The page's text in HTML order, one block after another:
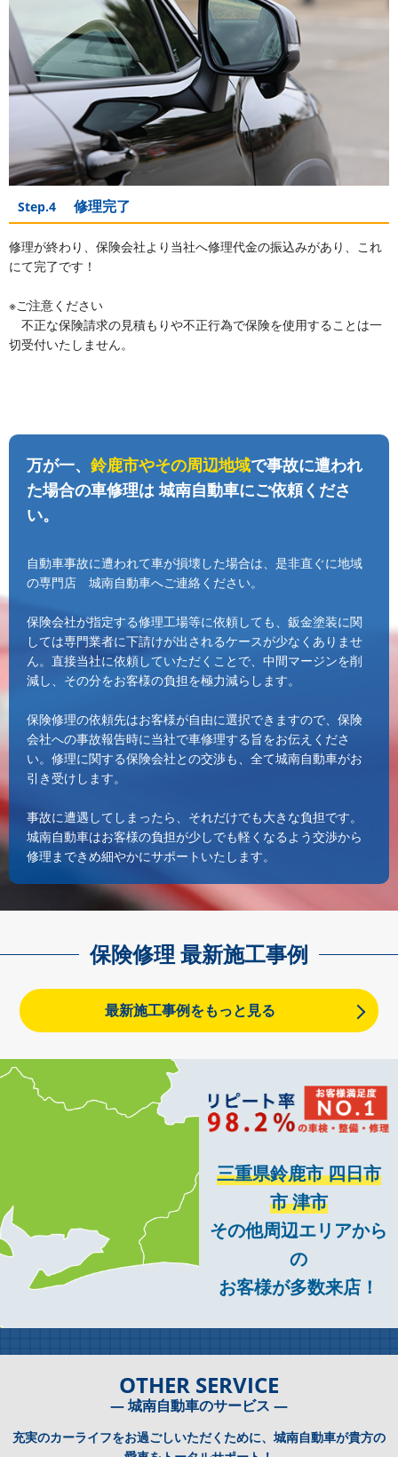
Step.4 修理完了
修理が終わり、保険会社より当社へ修理代金の振込みがあり、これ
にて完了です！
※ご注意ください
不正な保険請求の見積もりや不正行為で保険を使用することは一
切受付いたしません。
万が一、 鈴鹿市やその周辺地域で事故に遭われ
た場合の車修理は城南自動車にご依頼くださ
い。
自動車事故に遭われて車が損壊した場合は、是非直ぐに地域
の専門店 城南自動車へご連絡ください。
保険会社が指定する修理工場等に依頼しても、鈑金塗装に関
しては専門業者に下請けが出されるケースが少なくありませ
ん。直接当社に依頼していただくことで、中間マージンを削
減し、その分をお客様の負担を極力減らします。
保険修理の依頼先はお客様が自由に選択できますので、保険
会社への事故報告時に当社で車修理する旨をお伝えくださ
い。修理に関する保険会社との交渉も、全て城南自動車がお
引き受けします。
事故に遭遇してしまったら、それだけでも大きな負担です。
城南自動車はお客様の負担が少しでも軽くなるよう交渉から
修理まできめ細やかにサポートいたします。
保険修理 最新施工事例
最新施工事例をもっと見る
三重県鈴鹿市 四日市
市 津市
その他周辺エリアから
の
お客様が多数来店！
OTHER SERVICE
― 城南自動車のサービス ―
充実のカーライフをお過ごしいただくために、城南自動車が貴方の